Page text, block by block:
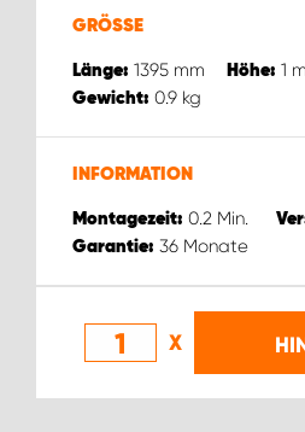
GRÖSSE
Länge: 1395 mm Höhe: 1
Gewicht: 0.9 kg
INFORMATION
Montagezeit: 0.2 Min.
Garantie: 36 Monate
X